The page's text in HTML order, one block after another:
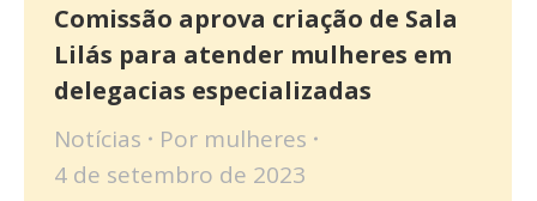
Comissão aprova criação de Sala
Lilás para atender mulheres em
delegacias especializadas
Notícias Por mulheres
4 de setembro de 2023